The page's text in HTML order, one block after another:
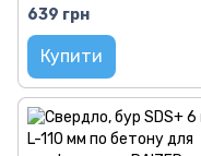
639 грн
Купити